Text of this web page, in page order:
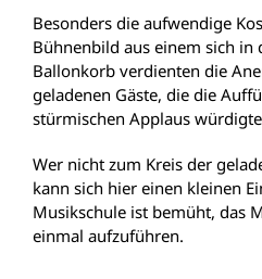
Besonders die aufwendige
Bühnenbild aus einem sich in
Ballonkorb verdienten die
geladenen Gäste, die die
stürmischen Applaus
Wer nicht zum Kreis der
kann sich hier einen kleinen
Musikschule ist bemüht, das
einmal aufzuführen.